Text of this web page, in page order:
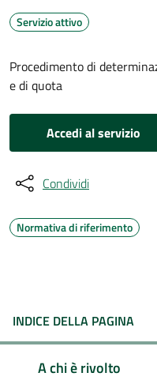
Servizio attivo
Procedimento di
e di quota
Accedi al servizio
Condividi
Normativa di riferimento
INDICE DELLA PAGINA
A chi è rivolto